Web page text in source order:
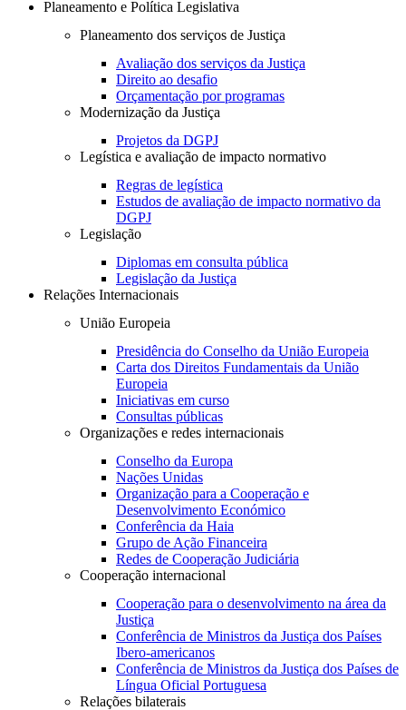
Planeamento e Política Legislativa
Planeamento dos serviços de Justiça
Avaliação dos serviços da Justiça
Direito ao desafio
Orçamentação por programas
Modernização da Justiça
Projetos da DGPJ
Legística e avaliação de impacto normativo
Regras de legística
Estudos de avaliação de impacto normativo da
DGPJ
Legislação
Diplomas em consulta pública
Legislação da Justiça
Relações Internacionais
União Europeia
Presidência do Conselho da União Europeia
Carta dos Direitos Fundamentais da União
Europeia
Iniciativas em curso
Consultas públicas
Organizações e redes internacionais
Conselho da Europa
Nações Unidas
Organização para a Cooperação e
Desenvolvimento Económico
Conferência da Haia
Grupo de Ação Financeira
Redes de Cooperação Judiciária
Cooperação internacional
Cooperação para o desenvolvimento na área da
Justiça
Conferência de Ministros da Justiça dos Países
Ibero-americanos
Conferência de Ministros da Justiça dos Países de
Língua Oficial Portuguesa
Relações bilaterais